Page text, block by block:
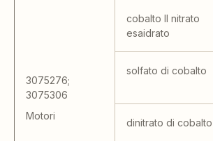
3075276;
3075306
Motori
cobalto II nitrato
esaidrato
solfato di cobalto
dinitrato di cobalto